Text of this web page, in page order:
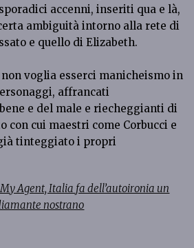
accenni, inseriti qua e là,
ambiguità intorno alla rete di
e quello di Elizabeth.
non voglia esserci manicheismo in
affrancati
e del male e riecheggianti di
con cui maestri come Corbucci e
tinteggiato i propri
Agent, Italia fa dell’autoironia un
nostrano